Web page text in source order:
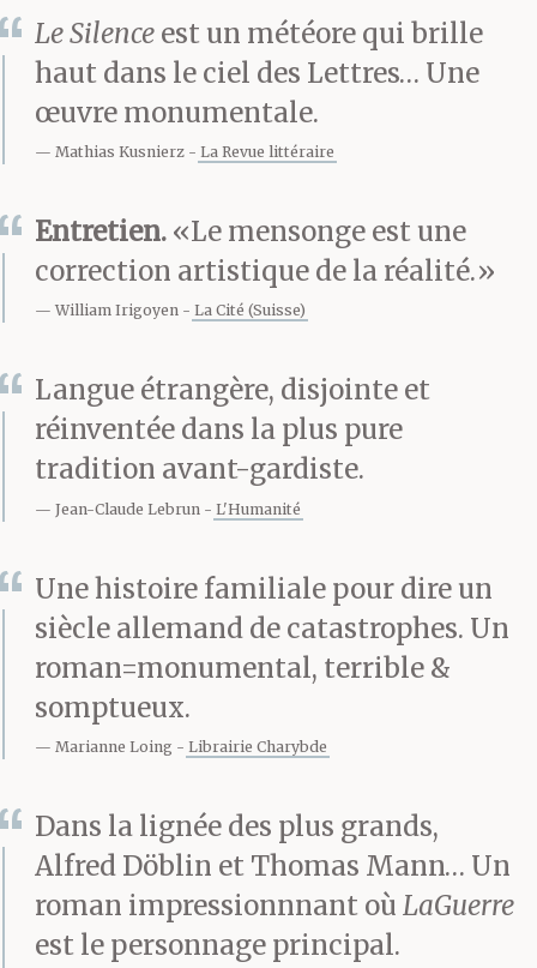
avides d’air frais
ouvrent leurs calices.
Me précédant sur l’allée
spaniel, presque aussi
vieux que moi avec ses
dix ans d’âge canin
convertis en âge
humain. La main de
fonte de la chaleur
l’écrase lui aussi, – il se
traîne de l’avant,
haletant. À vrai dire, il
est interdit d’emmener
promener les chiens
Mais ç’est chose
courante partout. Les
gardiens nous laissent
Le Silence est un météore qui brille
haut dans le ciel des Lettres… Une
œuvre monumentale.
Mathias Kusnierz La Revue littéraire
Entretien. «Le mensonge est une
correction artistique de la réalité.»
William Irigoyen La Cité (Suisse)
Langue étrangère, disjointe et
réinventée dans la plus pure
tradition avant-gardiste.
Jean-Claude Lebrun L'Humanité
Une histoire familiale pour dire un
siècle allemand de catastrophes. Un
roman=monumental, terrible &
somptueux.
Marianne Loing Librairie Charybde
Dans la lignée des plus grands,
Alfred Döblin et Thomas Mann… Un
roman impressionnnant où LaGuerre
est le personnage principal.